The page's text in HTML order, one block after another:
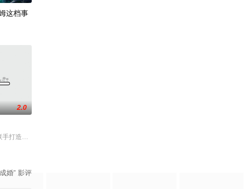
惯了在首都的生活。然而，周围的环境却不允许贝里尔安享太平——在钻研魔法
这档事
的三十木谷家的孩子——日向和薰，在
金元寿子,前岛亚美,小泽亚李,上坂堇,中上育实,秦佐和子,相羽爱奈,工
2.0
打造『花仙子』全新动画新作将继承经典、结合潮流、呈现崭新的花仙子世界
婚” 影评